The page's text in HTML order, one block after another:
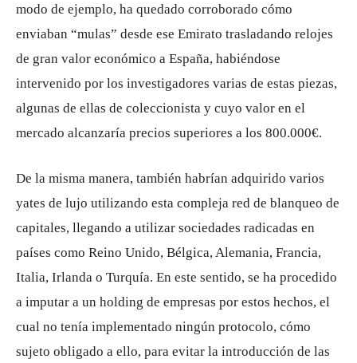
modo de ejemplo, ha quedado corroborado cómo
enviaban “mulas” desde ese Emirato trasladando relojes
de gran valor económico a España, habiéndose
intervenido por los investigadores varias de estas piezas,
algunas de ellas de coleccionista y cuyo valor en el
mercado alcanzaría precios superiores a los 800.000€.
De la misma manera, también habrían adquirido varios
yates de lujo utilizando esta compleja red de blanqueo de
capitales, llegando a utilizar sociedades radicadas en
países como Reino Unido, Bélgica, Alemania, Francia,
Italia, Irlanda o Turquía. En este sentido, se ha procedido
a imputar a un holding de empresas por estos hechos, el
cual no tenía implementado ningún protocolo, cómo
sujeto obligado a ello, para evitar la introducción de las